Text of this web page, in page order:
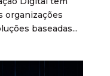
organizações
baseadas...